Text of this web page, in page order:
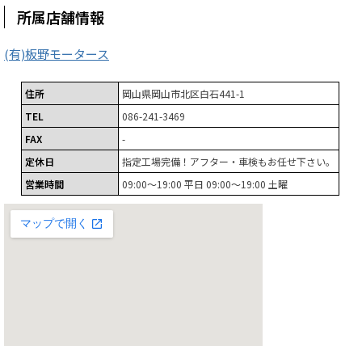
所属店舗情報
(有)板野モータース
住所
岡山県岡山市北区白石441-1
TEL
086-241-3469
FAX
-
定休日
指定工場完備！アフター・車検もお任せ下さい。
営業時間
09:00～19:00 平日 09:00～19:00 土曜